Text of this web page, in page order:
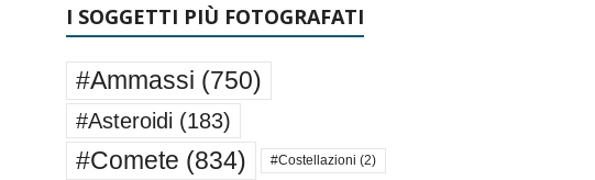
I SOGGETTI PIÙ FOTOGRAFATI
#Ammassi (750)
#Asteroidi (183)
#Comete (834) #Costellazioni (2)